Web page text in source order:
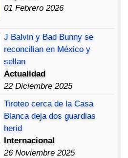
01 Febrero 2026
J Balvin y Bad Bunny se
reconcilian en México y
sellan
Actualidad
22 Diciembre 2025
Tiroteo cerca de la Casa
Blanca deja dos guardias
herid
Internacional
26 Noviembre 2025